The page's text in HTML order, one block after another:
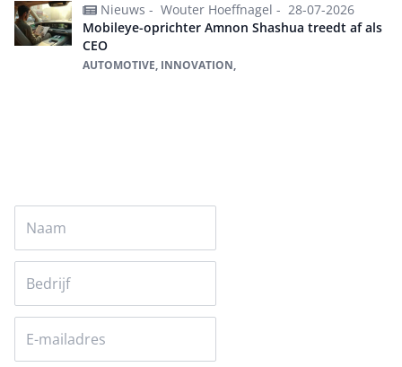
Nieuws - Wouter Hoeffnagel - 28-07-2026
Mobileye-oprichter Amnon Shashua treedt af als
CEO
AUTOMOTIVE, INNOVATION,